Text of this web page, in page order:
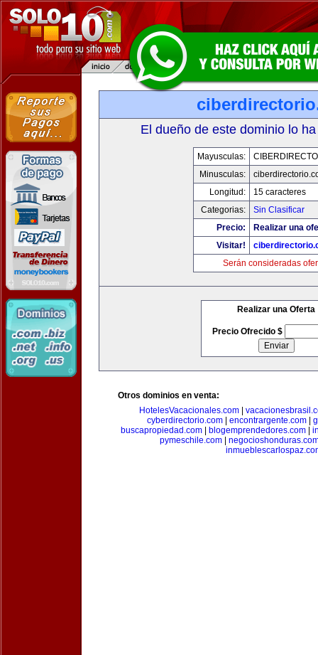
El dueño de este dominio lo
Mayusculas:
Minusculas:
Longitud:
15 caracteres
Categorias:
Sin Clasificar
Precio:
Realizar una
Visitar!
Serán consideradas
Realizar una Oferta
Precio Ofrecido $
Otros dominios en venta:
HotelesVacacionales.com|
cyberdirectorio.com| encontrargente.com|
buscapropiedad.com| blogemprendedores.com|
pymeschile.com|